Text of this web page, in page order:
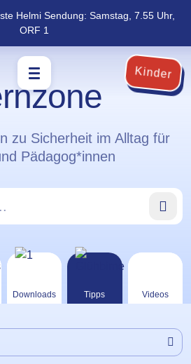
Helmi Sendung: Samstag, 7.55 Uhr,
ORF 1
Kinder
zu Sicherheit im Alltag für
Pädagog*innen
Audio öffnen
Kategorie Downloads öffnen
Downloads
Kategorie Tipps
Tipps Videos